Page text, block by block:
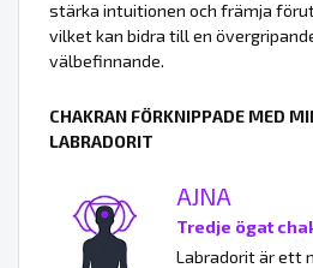
stärka intuitionen och främja
vilket kan bidra till en
välbefinnande.
CHAKRAN FÖRKNIPPADE MED
LABRADORIT
AJNA
Tredje ögat
Labradorit är ett